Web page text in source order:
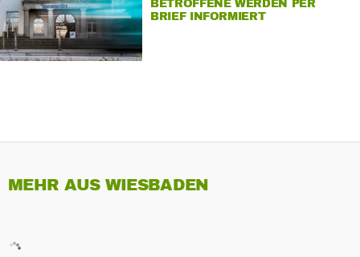
BETROFFENE WERDEN PER
BRIEF INFORMIERT
MEHR AUS WIESBADEN